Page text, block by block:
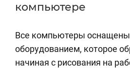
компьютере
Все компьютеры
оборудованием, которое
начиная с рисования на